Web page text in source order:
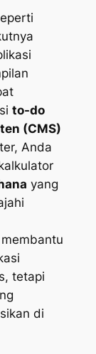
to-do
(CMS)
Anda
yang
tetapi
di